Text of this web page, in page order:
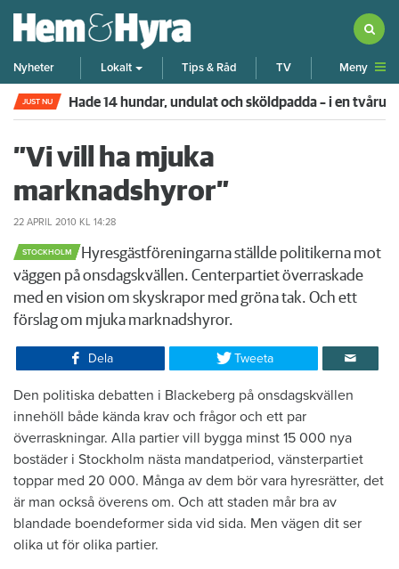
Nyheter Lokalt Tips & Råd TV Meny
JUST NU Hade 14 hundar, undulat och sköldpadda – i en
”Vi vill ha mjuka
marknadshyror”
22 APRIL 2010 KL 14:28
STOCKHOLM
​Hyresgästföreningarna ställde politikerna mot
väggen på onsdagskvällen. Centerpartiet överraskade
med en vision om skyskrapor med gröna tak. Och ett
förslag om mjuka marknadshyror.
Dela Tweeta
​Den politiska debatten i Blackeberg på onsdagskvällen
innehöll både kända krav och frågor och ett par
överraskningar. Alla partier vill bygga minst 15 000 nya
bostäder i Stockholm nästa mandatperiod, vänsterpartiet
toppar med 20 000. Många av dem bör vara hyresrätter, det
är man också överens om. Och att staden mår bra av
blandade boendeformer sida vid sida. Men vägen dit ser
olika ut för olika partier.